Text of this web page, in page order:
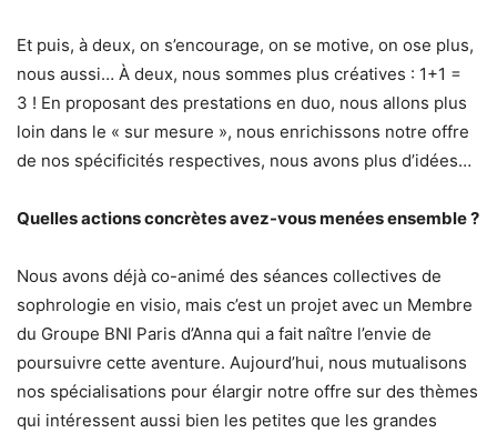
Et puis, à deux, on s’encourage, on se motive, on ose plus,
nous aussi… À deux, nous sommes plus créatives : 1+1 =
3 ! En proposant des prestations en duo, nous allons plus
loin dans le « sur mesure », nous enrichissons notre offre
de nos spécificités respectives, nous avons plus d’idées…
Quelles actions concrètes avez-vous menées ensemble ?
Nous avons déjà co-animé des séances collectives de
sophrologie en visio, mais c’est un projet avec un Membre
du Groupe BNI Paris d’Anna qui a fait naître l’envie de
poursuivre cette aventure. Aujourd’hui, nous mutualisons
nos spécialisations pour élargir notre offre sur des thèmes
qui intéressent aussi bien les petites que les grandes